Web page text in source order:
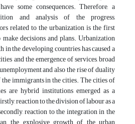
some consequences. Therefore, a
and analysis of the progress,
related to the urbanization is the first
decisions and plans. Urbanization
in the developing countries has caused a
and the emergence of services, broad
and also the rise of duality
immigrants in the cities. The cities of
are hybrid institutions emerged as a
reaction to the division of labour as a
reaction to the integration in the